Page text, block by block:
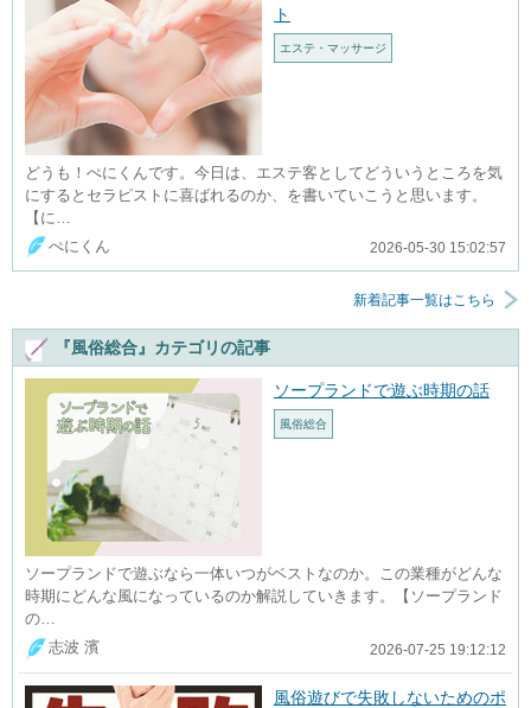
ト
エステ・マッサージ
どうも！ぺにくんです。今日は、エステ客としてどういうところを気
にするとセラピストに喜ばれるのか、を書いていこうと思います。
【に…
ぺにくん
2026-05-30 15:02:57
新着記事一覧はこちら
『風俗総合』カテゴリの記事
ソープランドで遊ぶ時期の話
風俗総合
ソープランドで遊ぶなら一体いつがベストなのか。この業種がどんな
時期にどんな風になっているのか解説していきます。【ソープランド
の…
志波 濱
2026-07-25 19:12:12
風俗遊びで失敗しないためのポ